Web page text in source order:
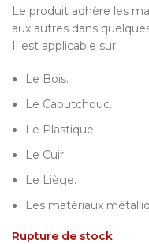
Le produit adhère les
aux autres dans
Il est applicable sur:
Le Bois.
Le Caoutchouc.
Le Plastique.
Le Cuir.
Le Liège.
Les matériaux
Rupture de stock